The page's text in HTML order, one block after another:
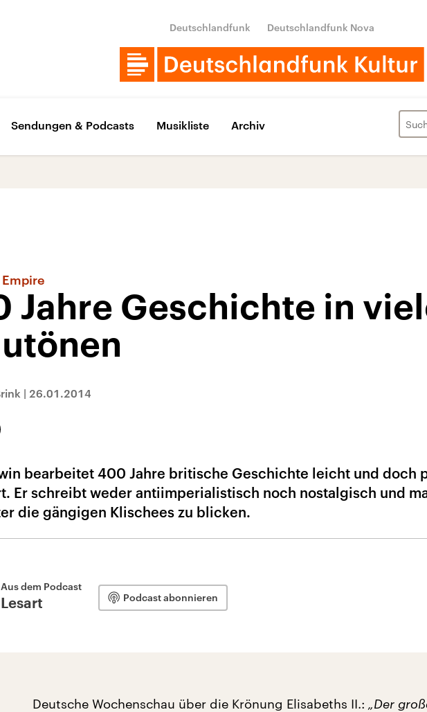
Deutschlandfunk Deutschlandfunk Nova
Sendungen & Podcasts Musikliste Archiv
Jahre Geschichte in
| 26.01.2014
bearbeitet 400 Jahre britische Geschichte leicht und doch
Er schreibt weder antiimperialistisch noch nostalgisch und
die gängigen Klischees zu blicken.
Aus dem Podcast
Lesart Podcast abonnieren
Deutsche Wochenschau über die Krönung Elisabeths II.: „Der